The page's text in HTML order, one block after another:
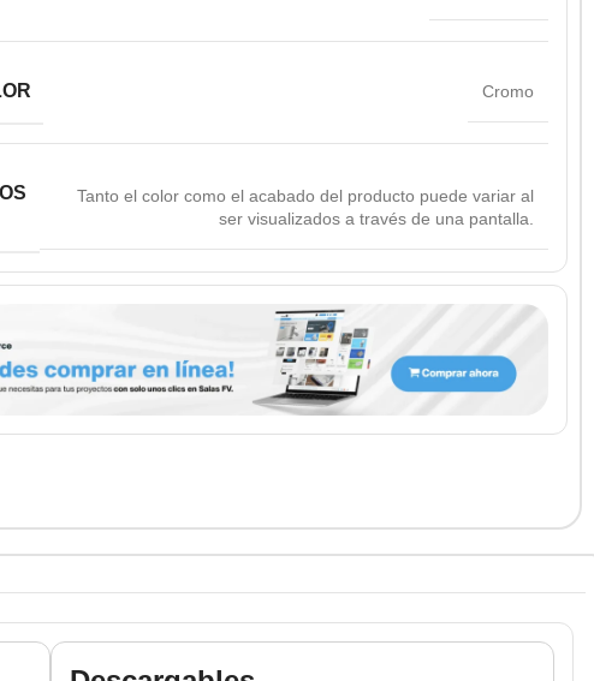
Cromo
Tanto el color como el acabado del producto puede variar al
ser visualizados a través de una pantalla.